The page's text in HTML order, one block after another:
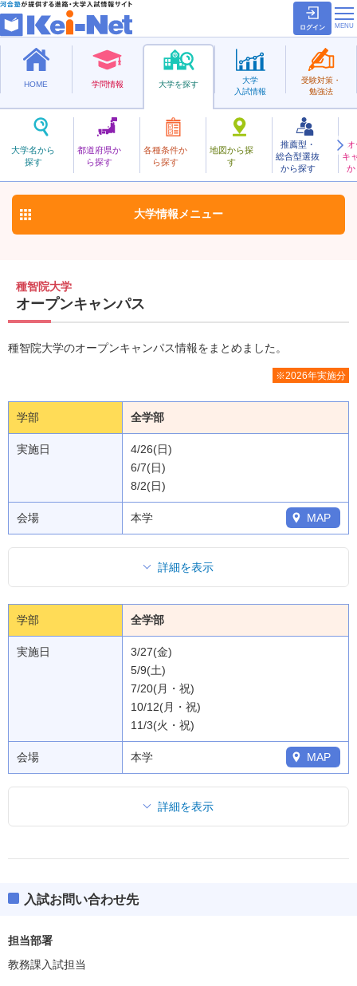
ログイン
HOME 学問情報 大学を探す
大学名から
探す
都道府県か
ら探す
各種条件か
ら探す
地図から探
す
推薦型・
総合型選抜
から探す
キ
か
大学
入試情報
受験対策・
勉強法
私立
しゅちいん
種智院大学 お気に入り
大学情報 メニュー
種智院大学
オープンキャンパス
種智院大学のオープンキャンパス情報をまとめました。
※2026年実施分
学部 全学部
実施日
4/26(日)
6/7(日)
8/2(日)
会場 本学 MAP
詳細を表示
学部 全学部
実施日
3/27(金)
5/9(土)
7/20(月・祝)
10/12(月・祝)
11/3(火・祝)
会場 本学 MAP
詳細を表示
入試お問い合わせ先
担当部署
教務課入試担当